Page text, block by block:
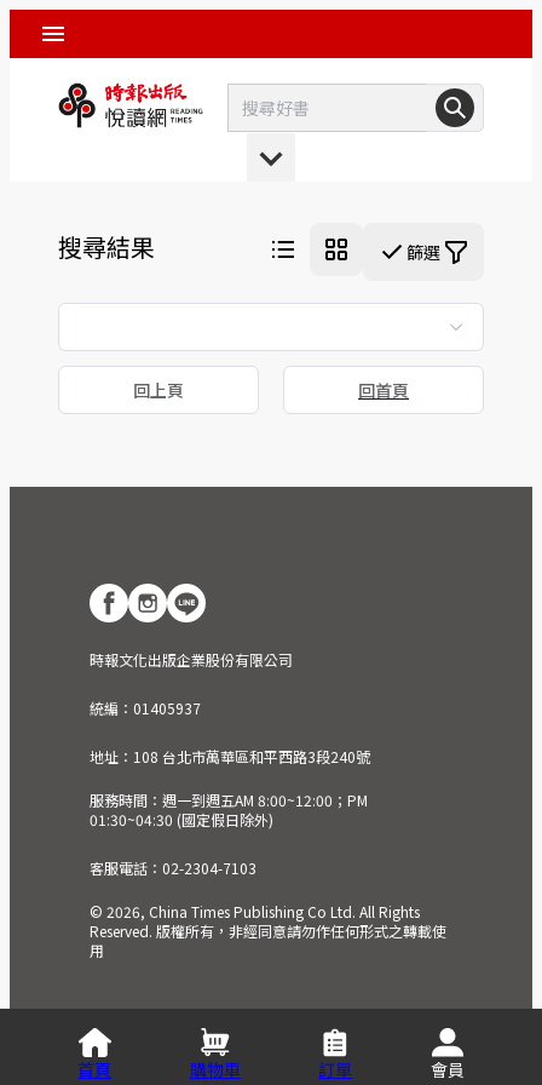
搜尋結果 篩選
回上頁 回首頁
時報文化出版企業股份有限公司
統編：01405937
地址：108 台北市萬華區和平西路3段240號
服務時間：週一到週五AM 8:00~12:00；PM
01:30~04:30 (國定假日除外)
客服電話：02-2304-7103
© 2026, China Times Publishing Co Ltd. All Rights
Reserved. 版權所有，非經同意請勿作任何形式之轉載使
用
首頁 購物車 訂單 會員